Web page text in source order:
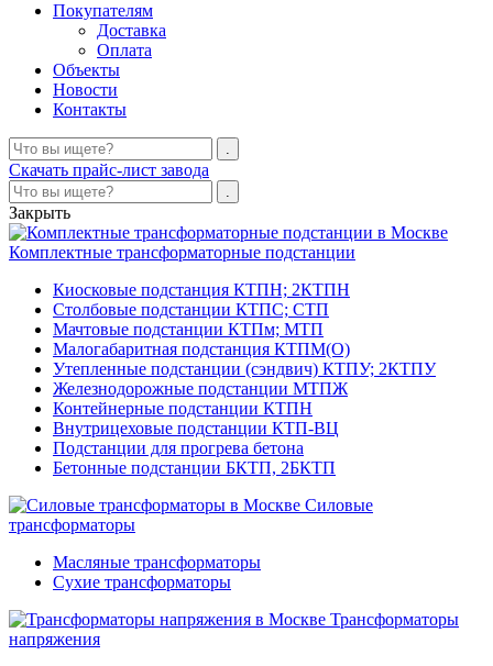
Покупателям
Доставка
Оплата
Объекты
Новости
Контакты
Скачать прайс-лист завода
Закрыть
Комплектные трансформаторные подстанции
Киосковые подстанция КТПН; 2КТПН
Столбовые подстанции КТПС; СТП
Мачтовые подстанции КТПм; МТП
Малогабаритная подстанция КТПМ(О)
Утепленные подстанции (сэндвич) КТПУ; 2КТПУ
Железнодорожные подстанции МТПЖ
Контейнерные подстанции КТПН
Внутрицеховые подстанции КТП-ВЦ
Подстанции для прогрева бетона
Бетонные подстанции БКТП, 2БКТП
Силовые
трансформаторы
Масляные трансформаторы
Сухие трансформаторы
Трансформаторы
напряжения